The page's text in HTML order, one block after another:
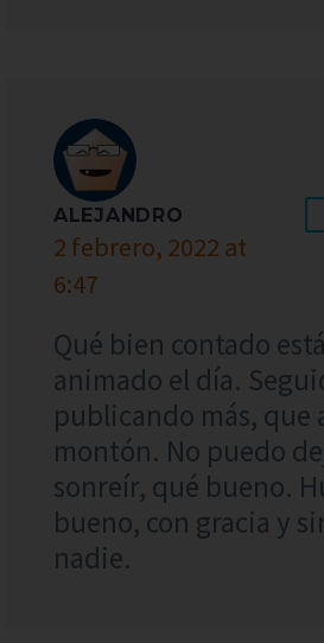
ALEJANDRO
2 febrero, 2022 at
6:47
Qué bien contado
animado el día.
publicando más, que
montón. No puedo
sonreír, qué bueno.
bueno, con gracia y
nadie.